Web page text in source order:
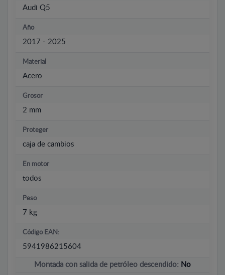
Audi Q5
Año
2017 - 2025
Material
Acero
Grosor
2 mm
Proteger
caja de cambios
En motor
todos
Peso
7 kg
Código EAN:
5941986215604
Montada con salida de petróleo descendido: No